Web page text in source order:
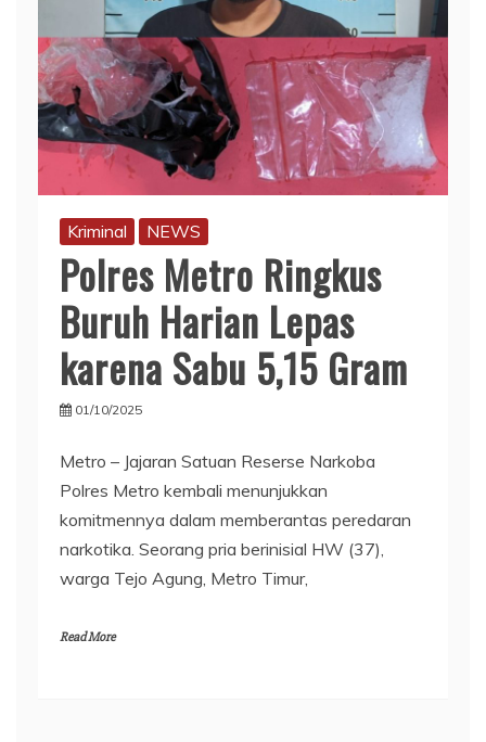
Kriminal NEWS
Polres Metro Ringkus
Buruh Harian Lepas
karena Sabu 5,15 Gram
01/10/2025
Metro – Jajaran Satuan Reserse Narkoba
Polres Metro kembali menunjukkan
komitmennya dalam memberantas peredaran
narkotika. Seorang pria berinisial HW (37),
warga Tejo Agung, Metro Timur,
Read More